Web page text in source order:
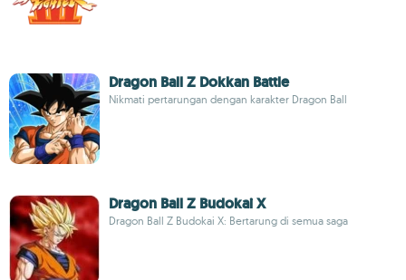
Dragon Ball Z Dokkan Battle
Nikmati pertarungan dengan karakter Dragon Ball
Dragon Ball Z Budokai X
Dragon Ball Z Budokai X: Bertarung di semua saga